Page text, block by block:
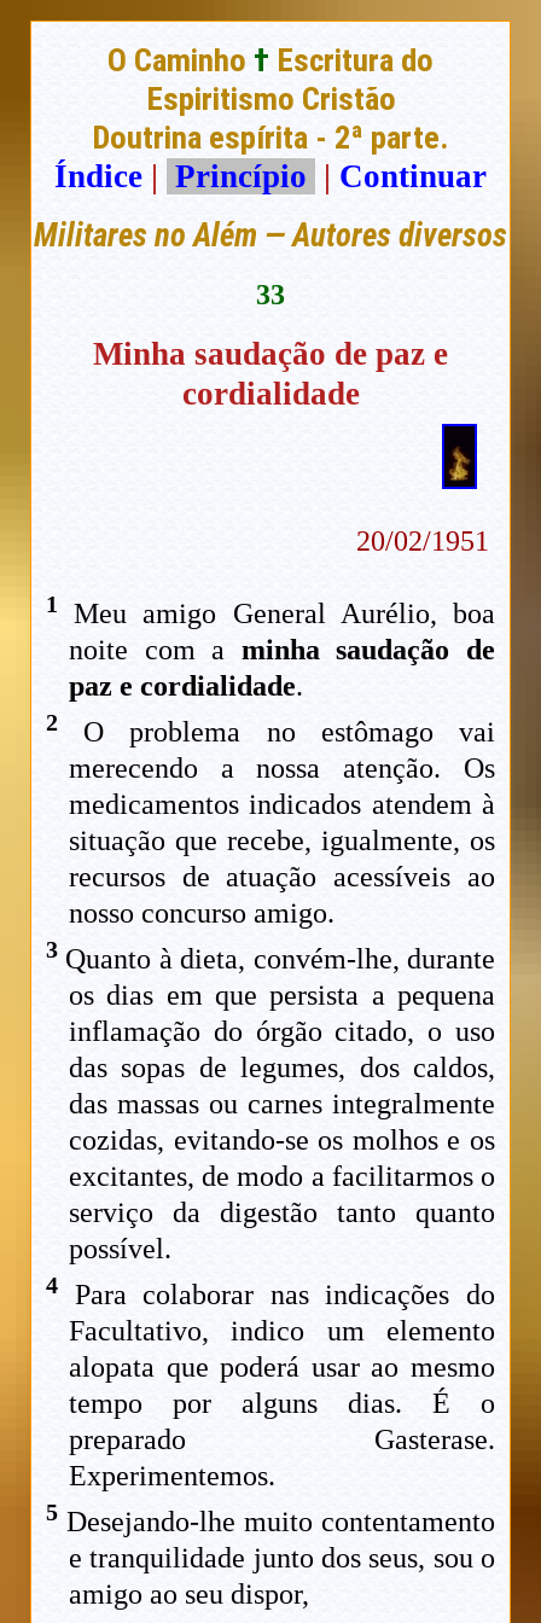
O Caminho † Escritura do
Espiritismo Cristão
Doutrina espírita - 2ª parte.
Índice | Princípio | Continuar
Militares no Além — Autores diversos
33
Minha saudação de paz e
cordialidade
20/02/1951
1
Meu amigo General Aurélio, boa
noite com a minha saudação de
paz e cordialidade.
2 O problema no estômago vai
merecendo a nossa atenção. Os
medicamentos indicados atendem à
situação que recebe, igualmente, os
recursos de atuação acessíveis ao
nosso concurso amigo.
3 Quanto à dieta, convém-lhe, durante
os dias em que persista a pequena
inflamação do órgão citado, o uso
das sopas de legumes, dos caldos,
das massas ou carnes integralmente
cozidas, evitando-se os molhos e os
excitantes, de modo a facilitarmos o
serviço da digestão tanto quanto
possível.
4 Para colaborar nas indicações do
Facultativo, indico um elemento
alopata que poderá usar ao mesmo
tempo por alguns dias. É o
preparado Gasterase.
Experimentemos.
5 Desejando-lhe muito contentamento
e tranquilidade junto dos seus, sou o
amigo ao seu dispor,